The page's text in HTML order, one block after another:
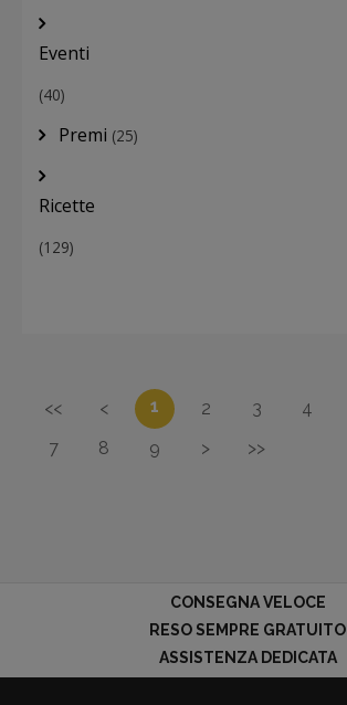
Eventi
(40)
Premi (25)
Ricette
(129)
<< < 1 2 3 4
7
8 9 > >>
CONSEGNA VELOCE
RESO SEMPRE GRATUITO
ASSISTENZA DEDICATA